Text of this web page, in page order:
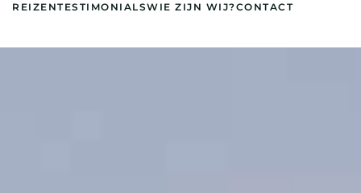
REIZENTESTIMONIALSWIE ZIJN WIJ?CONTACT